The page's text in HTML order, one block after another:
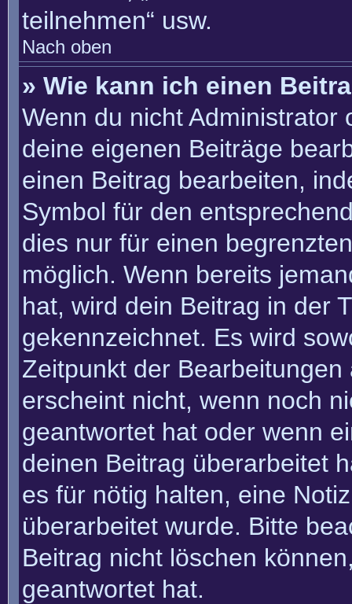
teilnehmen“ usw.
Nach oben
» Wie kann ich einen
Wenn du nicht
deine eigenen Beiträge
einen Beitrag bearbeiten,
Symbol für den
dies nur für einen
möglich. Wenn bereits
hat, wird dein Beitrag in der
gekennzeichnet. Es wird
Zeitpunkt der
erscheint nicht, wenn noch
geantwortet hat oder wenn
deinen Beitrag überarbeitet
es für nötig halten, eine
überarbeitet wurde. Bitte
Beitrag nicht löschen
geantwortet hat.